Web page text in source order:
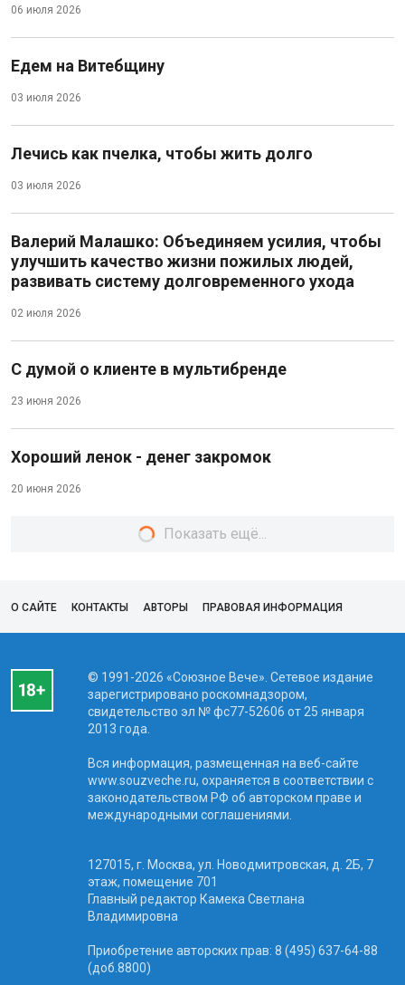
06 июля 2026
Едем на Витебщину
03 июля 2026
Лечись как пчелка, чтобы жить долго
03 июля 2026
Валерий Малашко: Объединяем усилия, чтобы
улучшить качество жизни пожилых людей,
развивать систему долговременного ухода
02 июля 2026
С думой о клиенте в мультибренде
23 июня 2026
Хороший ленок - денег закромок
20 июня 2026
Показать ещё...
О САЙТЕ КОНТАКТЫ АВТОРЫ ПРАВОВАЯ ИНФОРМАЦИЯ
© 1991-2026 «Союзное Вече». Сетевое издание
зарегистрировано роскомнадзором,
свидетельство эл № фc77-52606 от 25 января
2013 года.
Вся информация, размещенная на веб-сайте
www.souzveche.ru, охраняется в соответствии с
законодательством РФ об авторском праве и
международными соглашениями.
127015, г. Москва, ул. Новодмитровская, д. 2Б, 7
этаж, помещение 701
Главный редактор Камека Светлана
Владимировна
Приобретение авторских прав: 8 (495) 637-64-88
(доб.8800)